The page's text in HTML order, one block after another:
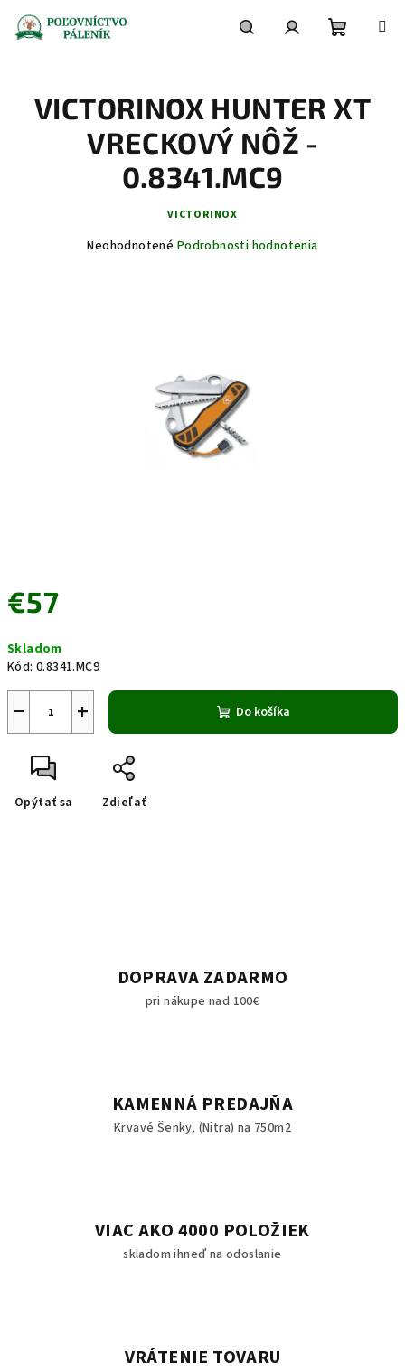
obsah
košík
€57
cena:
Skladom
Kód: 0.8341.MC9
+
− Do košíka
Opýtať sa Zdieľať
VICTORINOX HUNTER XT
VRECKOVÝ NÔŽ -
0.8341.MC9
VICTORINOX
Priemerné
Neohodnotené Podrobnosti hodnotenia
DOPRAVA ZADARMO
pri nákupe nad 100€
KAMENNÁ PREDAJŇA
Krvavé Šenky, (Nitra) na 750m2
VIAC AKO 4000 POLOŽIEK
skladom ihneď na odoslanie
VRÁTENIE TOVARU